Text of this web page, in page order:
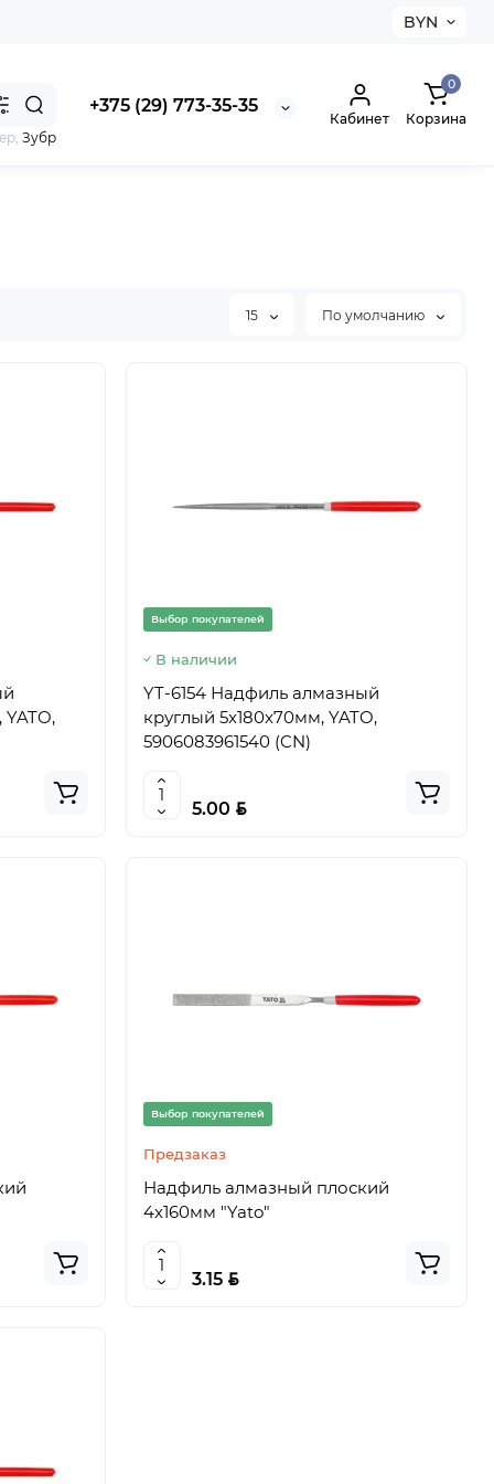
BYN
+375 (29) 773-35-35
Зубр
Кабинет
0
Корзина
15 По умолчанию
Выбор покупателей
В наличии
YT-6154 Надфиль алмазный
круглый 5x180x70мм, YATO,
5906083961540 (CN)
5.00 BYN
Выбор покупателей
Предзаказ
Надфиль алмазный плоский
4х160мм "Yato"
3.15 BYN